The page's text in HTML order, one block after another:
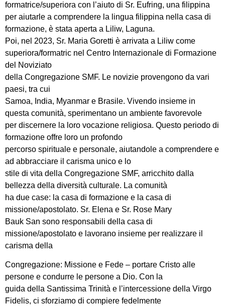
formatrice/superiora con l’aiuto di Sr. Eufring, una filippina
per aiutarle a comprendere la lingua filippina nella casa di
formazione, è stata aperta a Liliw, Laguna.
Poi, nel 2023, Sr. Maria Goretti è arrivata a Liliw come
superiora/formatric nel Centro Internazionale di Formazione
del Noviziato
della Congregazione SMF. Le novizie provengono da vari
paesi, tra cui
Samoa, India, Myanmar e Brasile. Vivendo insieme in
questa comunità, sperimentano un ambiente favorevole
per discernere la loro vocazione religiosa. Questo periodo di
formazione offre loro un profondo
percorso spirituale e personale, aiutandole a comprendere e
ad abbracciare il carisma unico e lo
stile di vita della Congregazione SMF, arricchito dalla
bellezza della diversità culturale. La comunità
ha due case: la casa di formazione e la casa di
missione/apostolato. Sr. Elena e Sr. Rose Mary
Bauk San sono responsabili della casa di
missione/apostolato e lavorano insieme per realizzare il
carisma della
Congregazione: Missione e Fede – portare Cristo alle
persone e condurre le persone a Dio. Con la
guida della Santissima Trinità e l’intercessione della Virgo
Fidelis, ci sforziamo di compiere fedelmente